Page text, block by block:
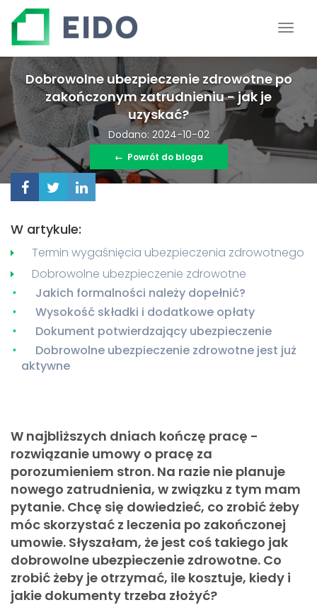
Dobrowolne ubezpieczenie zdrowotne po
zakończonym zatrudnieniu - jak je
uzyskać?
Dodano: 2024-10-02
← Powrót do bloga
W artykule:
Termin wygaśnięcia ubezpieczenia zdrowotnego
Dobrowolne ubezpieczenie zdrowotne
Jakich formalności należy dopełnić?
Wysokość składki i dodatkowe opłaty
Dokument potwierdzający ubezpieczenie
Dobrowolne ubezpieczenie zdrowotne jest już
aktywne
W najbliższych dniach kończę pracę -
rozwiązanie umowy o pracę za
porozumieniem stron. Na razie nie planuje
nowego zatrudnienia, w związku z tym mam
pytanie. Chcę się dowiedzieć, co zrobić żeby
móc skorzystać z leczenia po zakończonej
umowie. Słyszałam, że jest coś takiego jak
dobrowolne ubezpieczenie zdrowotne. Co
zrobić żeby je otrzymać, ile kosztuje, kiedy i
jakie dokumenty trzeba złożyć?